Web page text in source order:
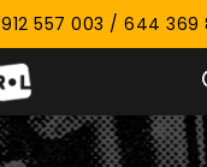
912 557 003 / 644 369